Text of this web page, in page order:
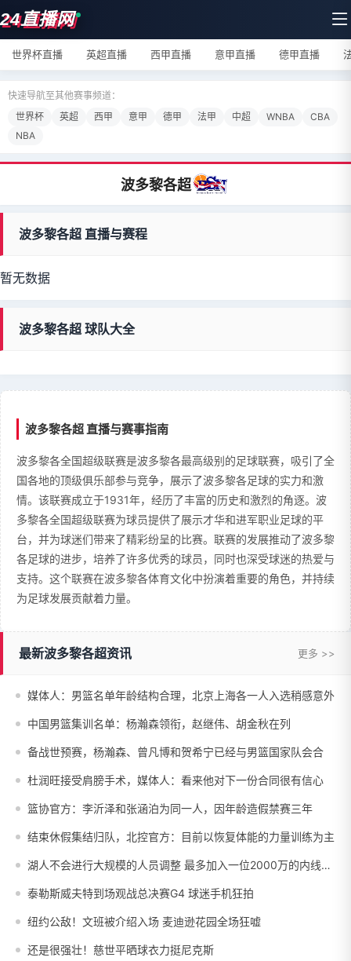
24直播网
世界杯直播 英超直播 西甲直播 意甲直播 德甲直播
快速导航至其他赛事频道：
世界杯
英超 西甲 意甲 德甲 法甲 中超 WNBA
CBA
NBA
波多黎各超
波多黎各超 直播与赛程
暂无数据
波多黎各超 球队大全
波多黎各超 直播与赛事指南
波多黎各全国超级联赛是波多黎各最高级别的足球联赛，吸引了全
国各地的顶级俱乐部参与竞争，展示了波多黎各足球的实力和激
情。该联赛成立于1931年，经历了丰富的历史和激烈的角逐。波
多黎各全国超级联赛为球员提供了展示才华和进军职业足球的平
台，并为球迷们带来了精彩纷呈的比赛。联赛的发展推动了波多黎
各足球的进步，培养了许多优秀的球员，同时也深受球迷的热爱与
支持。这个联赛在波多黎各体育文化中扮演着重要的角色，并持续
为足球发展贡献着力量。
最新波多黎各超资讯 更多 >>
媒体人：男篮名单年龄结构合理，北京上海各一人入选稍感意外
中国男篮集训名单：杨瀚森领衔，赵继伟、胡金秋在列
备战世预赛，杨瀚森、曾凡博和贺希宁已经与男篮国家队会合
杜润旺接受肩膀手术，媒体人：看来他对下一份合同很有信心
篮协官方：李沂泽和张涵泊为同一人，因年龄造假禁赛三年
结束休假集结归队，北控官方：目前以恢复体能的力量训练为主
湖人不会进行大规模的人员调整 最多加入一位2000万的内线球员
泰勒斯威夫特到场观战总决赛G4 球迷手机狂拍
纽约公敌！文班被介绍入场 麦迪逊花园全场狂嘘
还是很强壮！慈世平晒球衣力挺尼克斯